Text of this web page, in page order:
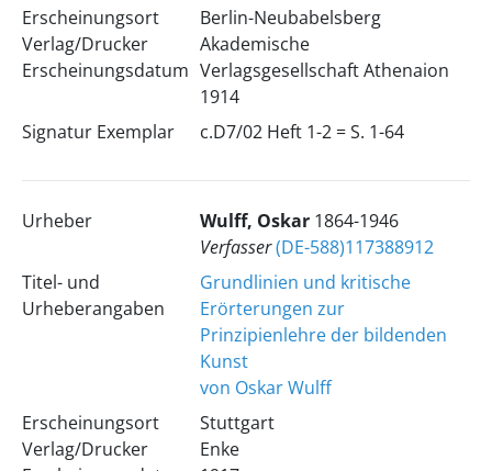
Erscheinungsort
Verlag/Drucker
Erscheinungsdatum
Berlin-Neubabelsberg
Akademische
Verlagsgesellschaft Athenaion
1914
Signatur Exemplar
c.D7/02 Heft 1-2 = S. 1-64
Urheber Wulff, Oskar 1864-1946
Verfasser(DE-588)117388912
Titel- und
Urheberangaben
Grundlinien und kritische
Erörterungen zur
Prinzipienlehre der bildenden
Kunst
von Oskar Wulff
Erscheinungsort
Verlag/Drucker
Stuttgart
Enke